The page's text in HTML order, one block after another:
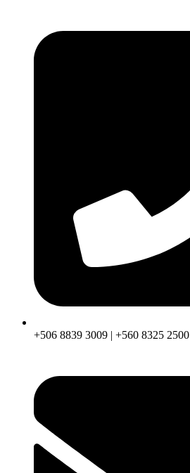
contenido
+506 8839 3009 | +560 8325 2500